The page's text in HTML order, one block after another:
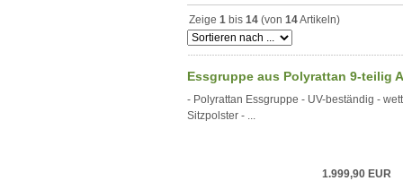
Zeige 1 bis 14 (von 14Artikeln)
Essgruppe aus Polyrattan 9-teilig
- Polyrattan Essgruppe - UV-beständig -
Sitzpolster - ...
1.999,90 EUR